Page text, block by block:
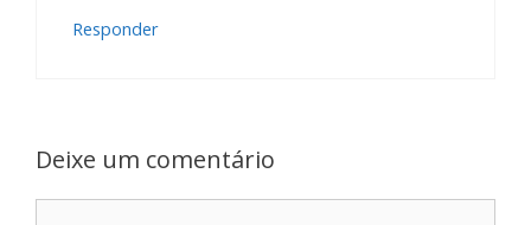
Responder
Deixe um comentário